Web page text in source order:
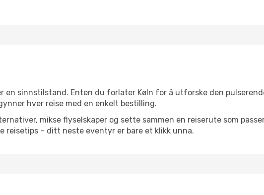
en sinnstilstand. Enten du forlater Køln for å utforske den
hver reise med en enkelt bestilling.
mikse flyselskaper og sette sammen en reiserute som
– ditt neste eventyr er bare et klikk unna.